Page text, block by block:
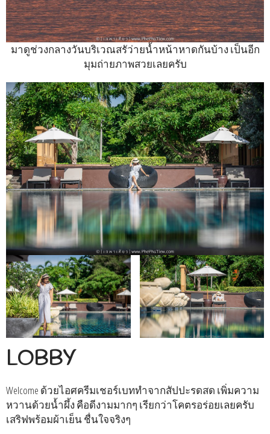
มาดูช่วงกลางวันบริเวณสรัว่ายน้ำหน้าหาดกันบ้าง เป็นอีก
มุมถ่ายภาพสวยเลยครับ
LOBBY
Welcome ด้วยไอศครีมเชอร์เบททำจากสัปปะรดสด เพิ่มความ
หวานด้วยน้ำผึ้ง คือดีงามมากๆ เรียกว่าโคตรอร่อยเลยครับ
เสริฟพร้อมผ้าเย็น ชื่นใจจริงๆ